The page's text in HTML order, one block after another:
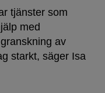
tjänster som
med
av
starkt, säger Isa